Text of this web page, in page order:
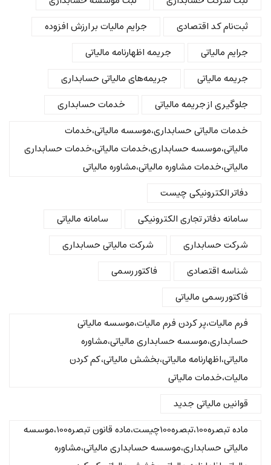
ثبت‌نام کد اقتصادی
جرایم مالیات بر ارزش افزوده
جرایم مالیاتی
جریمه اظهارنامه مالیاتی
جریمه مالیاتی
جریمه‌های مالیاتی حسابداری
جلوگیری از جریمه مالیاتی
خدمات حسابداری
خدمات مالیاتی حسابداری،موسسه مالیاتی،خدمات
مالیاتی،موسسه حسابداری،خدمات مالیاتی،خدمات حسابداری
مالیاتی،خدمات مشاوره مالیاتی،مشاوره مالیاتی
دفاتر الکترونیکی چیست
سامانه دفاتر تجاری الکترونیکی
سامانه مالیاتی
شرکت حسابداری
شرکت مالیاتی حسابداری
شناسه اقتصادی
فاکتور رسمی
فاکتور رسمی مالیاتی
فرم مالیات،پر کردن فرم مالیات،موسسه مالیاتی
حسابداری،موسسه حسابداری مالیاتی،مشاوره
مالیاتی،اظهارنامه مالیاتی،بخشش مالیاتی،کم کردن
مالیات،خدمات مالیاتی
قوانین مالیاتی جدید
ماده تبصره100،تبصره100چیست،ماده قانون تبصره100،موسسه
مالیاتی حسابداری،موسسه حسابداری مالیاتی،مشاوره